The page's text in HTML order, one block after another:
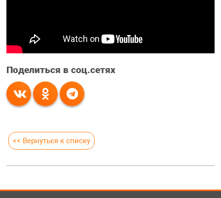
Поделиться в соц.сетях
<< Вернуться к списку